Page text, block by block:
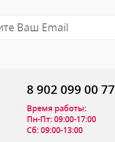
8 902 099 00 77
Время работы:
Пн-Пт: 09:00-17:00
Сб: 09:00-13:00